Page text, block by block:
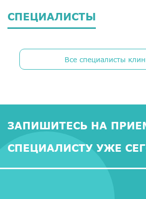
СПЕЦИАЛИСТЫ
Все специалисты
ЗАПИШИТЕСЬ НА
СПЕЦИАЛИСТУ УЖЕ